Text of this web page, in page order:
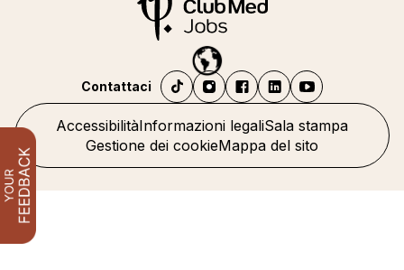
AccessibilitàInformazioni legaliSala stampa
Gestione dei cookieMappa del sito
Contattaci